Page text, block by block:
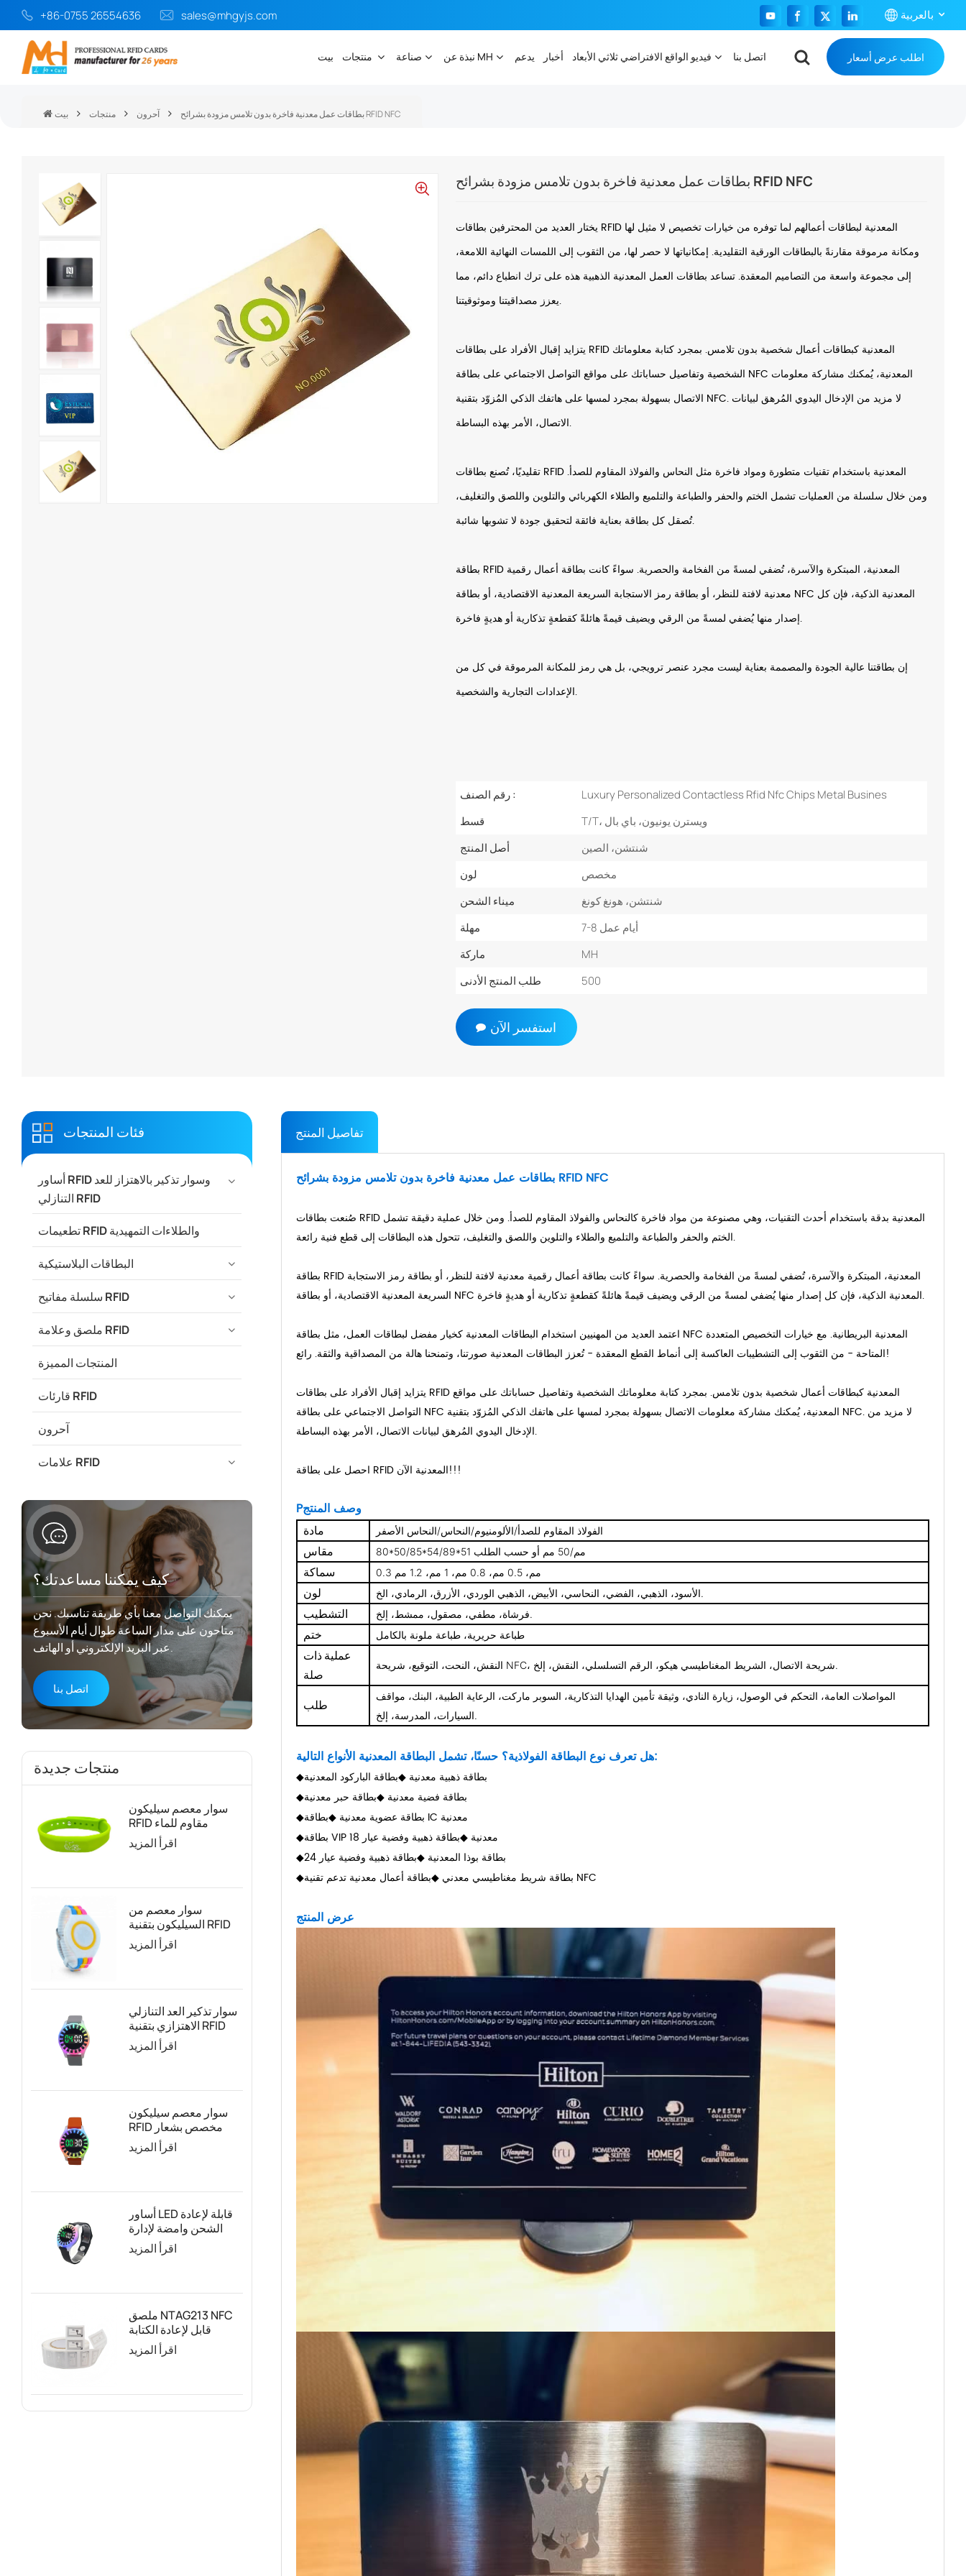
+86-0755 26554636 sales@mhgyjs.com بالعربية
بيت صناعة نبذة عن MH يدعم أخبار فيديو الواقع الافتراضي ثلاثي الأبعاد اتصل بنا اطلب عرض أسعار
بيت منتجات آحرون بطاقات عمل معدنية فاخرة بدون تلامس مزودة بشرائح RFID NFC
بطاقات عمل معدنية فاخرة بدون تلامس مزودة بشرائح RFID NFC
يختار العديد من المحترفين بطاقات RFID المعدنية لبطاقات أعمالهم لما توفره من خيارات تخصيص لا مثيل لها
ومكانة مرموقة مقارنةً بالبطاقات الورقية التقليدية. إمكانياتها لا حصر لها، من الثقوب إلى اللمسات النهائية اللامعة،
إلى مجموعة واسعة من التصاميم المعقدة. تساعد بطاقات العمل المعدنية الذهبية هذه على ترك انطباع دائم، مما
يعزز مصداقيتنا وموثوقيتنا.
يتزايد إقبال الأفراد على بطاقات RFID المعدنية كبطاقات أعمال شخصية بدون تلامس. بمجرد كتابة معلوماتك
الشخصية وتفاصيل حساباتك على مواقع التواصل الاجتماعي على بطاقة NFC المعدنية، يُمكنك مشاركة معلومات
الاتصال بسهولة بمجرد لمسها على هاتفك الذكي المُزوّد ​​بتقنية NFC. لا مزيد من الإدخال اليدوي المُرهق لبيانات
الاتصال، الأمر بهذه البساطة.
تقليديًا، تُصنع بطاقات RFID المعدنية باستخدام تقنيات متطورة ومواد فاخرة مثل النحاس والفولاذ المقاوم للصدأ.
ومن خلال سلسلة من العمليات تشمل الختم والحفر والطباعة والتلميع والطلاء الكهربائي والتلوين واللصق والتغليف،
تُصقل كل بطاقة بعناية فائقة لتحقيق جودة لا تشوبها شائبة.
بطاقة RFID المعدنية، المبتكرة والآسرة، تُضفي لمسةً من الفخامة والحصرية. سواءً كانت بطاقة أعمال رقمية
معدنية لافتة للنظر، أو بطاقة رمز الاستجابة السريعة المعدنية الاقتصادية، أو بطاقة NFC المعدنية الذكية، فإن كل
إصدار منها يُضفي لمسةً من الرقي ويضيف قيمةً هائلةً كقطعةٍ تذكارية أو هديةٍ فاخرة.
إن بطاقتنا عالية الجودة والمصممة بعناية ليست مجرد عنصر ترويجي، بل هي رمز للمكانة المرموقة في كل من
الإعدادات التجارية والشخصية.
رقم الصنف :
Luxury Personalized Contactless Rfid Nfc Chips Metal Busines
قسط
T/T، ويسترن يونيون، باي بال
أصل المنتج
شنتشن، الصين
لون
مخصص
ميناء الشحن
شنتشن، هونغ كونغ
مهلة
7-8 أيام عمل
ماركة
MH
طلب المنتج الأدنى
500
استفسر الآن
فئات المنتجات
أساور RFID وسوار تذكير بالاهتزاز للعد
التنازلي RFID
تطعيمات RFID والطلاءات التمهيدية
البطاقات البلاستيكية
سلسلة مفاتيح RFID
ملصق وعلامة RFID
المنتجات المميزة
قارئات RFID
آحرون
علامات RFID
كيف يمكننا مساعدتك؟
يمكنك التواصل معنا بأي طريقة تناسبك. نحن
متاحون على مدار الساعة طوال أيام الأسبوع
عبر البريد الإلكتروني أو الهاتف.
اتصل بنا
منتجات جديدة
سوار معصم سيليكون
RFID مقاوم للماء
للتحكم في الوصول
وإدارة العضوية
اقرأ المزيد
سوار معصم من
السيليكون بتقنية RFID
قابل للتعديل حسب
الطلب
اقرأ المزيد
سوار تذكير العد التنازلي
الاهتزازي بتقنية RFID
لإدارة الجذب السياحي
بناءً على الوقت
اقرأ المزيد
سوار معصم سيليكون
RFID مخصص بشعار
العد التنازلي مع أضواء
LED
اقرأ المزيد
أساور LED قابلة لإعادة
الشحن وامضة لإدارة
الوقت لحديقة
الترامبولين
اقرأ المزيد
ملصق NTAG213 NFC
قابل لإعادة الكتابة
حسب الطلب للتغليف
الذكي والتسويق الرقمي
اقرأ المزيد
تفاصيل المنتج
بطاقات عمل معدنية فاخرة بدون تلامس مزودة بشرائح RFID NFC
صُنعت بطاقات RFID المعدنية بدقة باستخدام أحدث التقنيات، وهي مصنوعة من مواد فاخرة كالنحاس والفولاذ المقاوم للصدأ. ومن خلال عملية دقيقة تشمل
الختم والحفر والطباعة والتلميع والطلاء والتلوين واللصق والتغليف، تتحول هذه البطاقات إلى قطع فنية رائعة.
بطاقة RFID المعدنية، المبتكرة والآسرة، تُضفي لمسةً من الفخامة والحصرية. سواءً كانت بطاقة أعمال رقمية معدنية لافتة للنظر، أو بطاقة رمز الاستجابة
السريعة المعدنية الاقتصادية، أو بطاقة NFC المعدنية الذكية، فإن كل إصدار منها يُضفي لمسةً من الرقي ويضيف قيمةً هائلةً كقطعةٍ تذكارية أو هديةٍ فاخرة.
اعتمد العديد من المهنيين استخدام البطاقات المعدنية كخيار مفضل لبطاقات العمل، مثل بطاقة NFC المعدنية البريطانية. مع خيارات التخصيص المتعددة
المتاحة - من الثقوب إلى التشطيبات العاكسة إلى أنماط القطع المعقدة - تُعزز البطاقات المعدنية صورتنا، وتمنحنا هالة من المصداقية والثقة. رائع!
يتزايد إقبال الأفراد على بطاقات RFID المعدنية كبطاقات أعمال شخصية بدون تلامس. بمجرد كتابة معلوماتك الشخصية وتفاصيل حساباتك على مواقع
التواصل الاجتماعي على بطاقة NFC المعدنية، يُمكنك مشاركة معلومات الاتصال بسهولة بمجرد لمسها على هاتفك الذكي المُزوّد ​​بتقنية NFC. لا مزيد من
الإدخال اليدوي المُرهق لبيانات الاتصال، الأمر بهذه البساطة.
احصل على بطاقة RFID المعدنية الآن!!!
Pوصف المنتج
مادة الفولاذ المقاوم للصدأ/الألومنيوم/النحاس/النحاس الأصفر
مقاس 80*50/85*54/89*51 مم/50 مم أو حسب الطلب
سماكة 0.3 مم، 0.5 مم، 0.8 مم، 1 مم، 1.2 مم
لون الأسود، الذهبي، الفضي، النحاسي، الأبيض، الذهبي الوردي، الأزرق، الرمادي، الخ.
التشطيب فرشاة، مطفي، مصقول، ممشط، إلخ.
ختم طباعة حريرية، طباعة ملونة بالكامل
عملية ذات
صلة
النقش، النحت، التوقيع، شريحة NFC، شريحة الاتصال، الشريط المغناطيسي هيكو، الرقم التسلسلي، النقش، إلخ.
طلب
المواصلات العامة، التحكم في الوصول، زيارة النادي، وثيقة تأمين الهدايا التذكارية، السوبر ماركت، الرعاية الطبية، البنك، مواقف
السيارات، المدرسة، إلخ.
هل تعرف نوع البطاقة الفولاذية؟ حسنًا، تشمل البطاقة المعدنية الأنواع التالية:
◆بطاقة ذهبية معدنية◆بطاقة الباركود المعدنية
◆بطاقة فضية معدنية◆بطاقة حبر معدنية
◆بطاقة عضوية معدنية
◆بطاقة IC معدنية
◆بطاقة VIP معدنية◆بطاقة ذهبية وفضية عيار 18
◆بطاقة بوذا المعدنية◆بطاقة ذهبية وفضية عيار 24
◆بطاقة شريط مغناطيسي معدني◆ بطاقة أعمال معدنية تدعم تقنية NFC
عرض المنتج